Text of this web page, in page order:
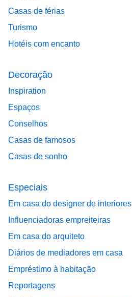
Casas de férias
Turismo
Hotéis com encanto
Decoração
Inspiration
Espaços
Conselhos
Casas de famosos
Casas de sonho
Especiais
Em casa do designer de interiores
Influenciadoras empreiteiras
Em casa do arquiteto
Diários de mediadores em casa
Empréstimo à habitação
Reportagens